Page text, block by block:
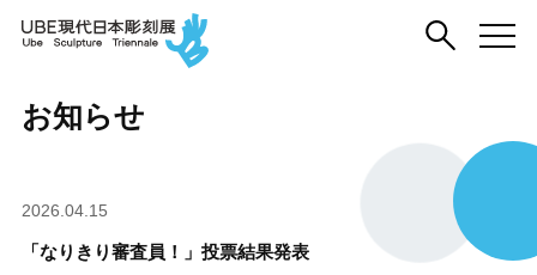
お知らせ
2026.04.15
「なりきり審査員！」投票結果発表